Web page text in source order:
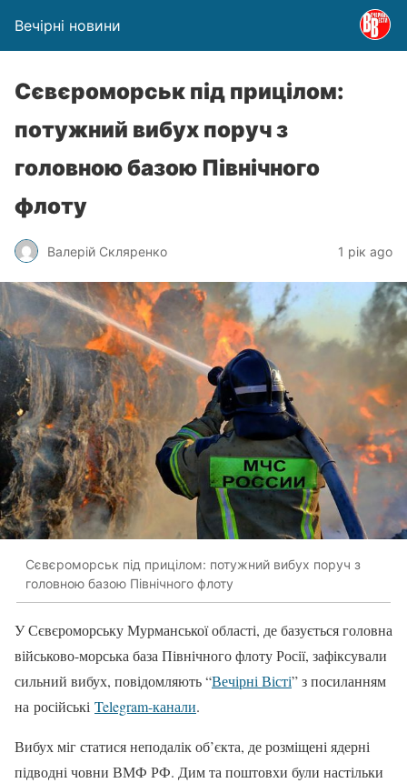
Вечірні новини
Сєвєроморськ під прицілом:
потужний вибух поруч з
головною базою Північного
флоту
Валерій Скляренко 1 рік ago
Сєвєроморськ під прицілом: потужний вибух поруч з
головною базою Північного флоту
У Сєвєроморську Мурманської області, де базується головна
військово-морська база Північного флоту Росії, зафіксували
сильний вибух, повідомляють “Вечірні Вісті” з посиланням
на російські Telegram-канали.
Вибух міг статися неподалік об’єкта, де розміщені ядерні
підводні човни ВМФ РФ. Дим та поштовхи були настільки